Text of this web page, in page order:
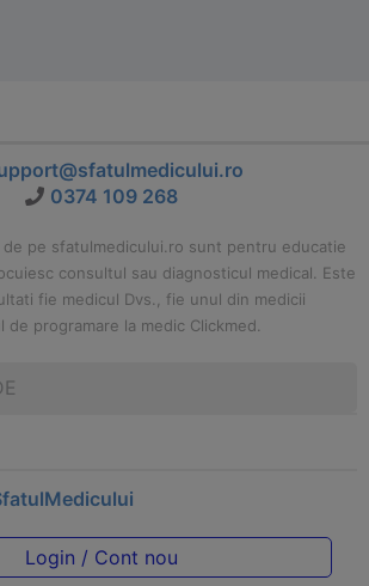
0374 109 268
de pe sfatulmedicului.ro sunt pentru educatie
consultul sau diagnosticul medical. Este
fie medicul Dvs., fie unul din medicii
programare la medic Clickmed.
Login / Cont nou